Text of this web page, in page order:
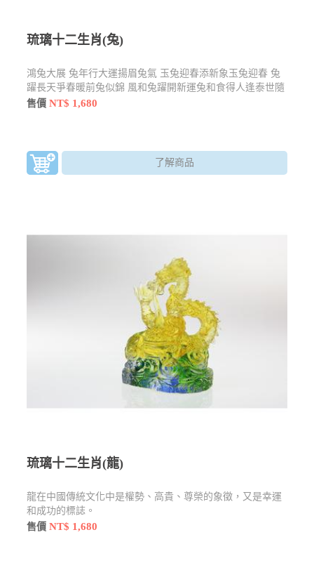
琉璃十二生肖(兔)
鴻兔大展 兔年行大運揚眉兔氣 玉兔迎春添新象玉兔迎春 兔
躍長天爭春暖前兔似錦 風和兔躍開新運兔和食得人逢泰世隨
兔躍
售價NT$ 1,680
了解商品
琉璃十二生肖(龍)
龍在中國傳統文化中是權勢、高貴、尊榮的象徵，又是幸運
和成功的標誌。
售價NT$ 1,680